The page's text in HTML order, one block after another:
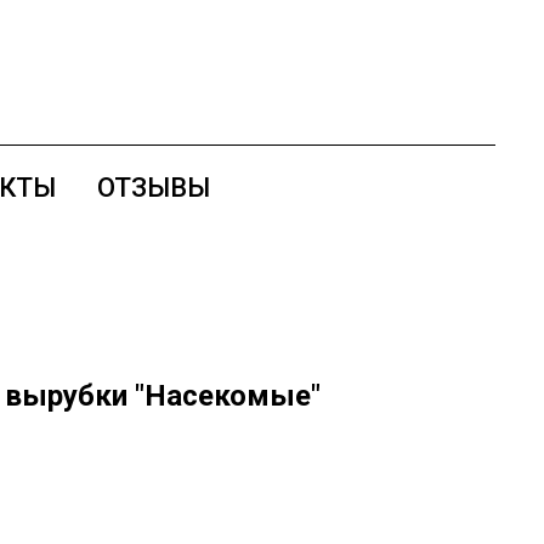
ОТЗЫВЫ
"Насекомые"